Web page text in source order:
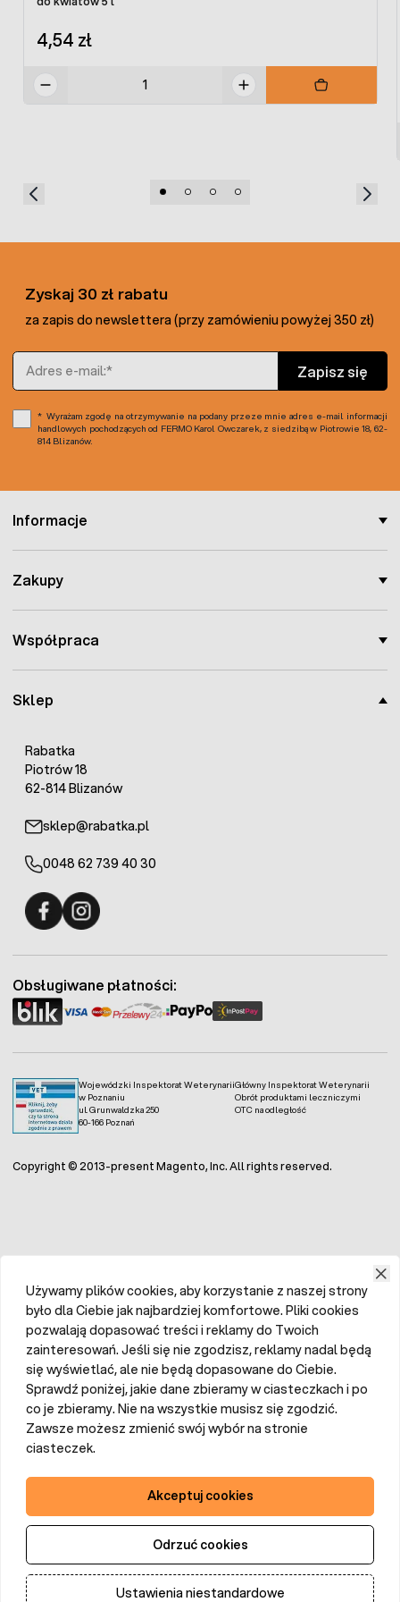
4,54 zł
Sklep
Rabatka
Piotrów 18
62-814 Blizanów
sklep@rabatka.pl
0048 62 739 40 30
Informacje
Zakupy
Współpraca
Zyskaj 30 zł rabatu
za zapis do newslettera (przy zamówieniu powyżej 350 zł)
Adres e-mail
Zapisz się
Wyrażam zgodę na otrzymywanie na podany przeze mnie adres e-mail informacji
handlowych pochodzących od FERMO Karol Owczarek, z siedzibą w Piotrowie 18, 62-
814 Blizanów.
Wojewódzki Inspektorat Weterynarii
w Poznaniu
ul. Grunwaldzka 250
60-166 Poznań
Główny Inspektorat Weterynarii
Obrót produktami leczniczymi
OTC na odległość
Obsługiwane płatności:
Copyright © 2013-present Magento, Inc. All rights reserved.
Używamy plików cookies, aby korzystanie z naszej strony
było dla Ciebie jak najbardziej komfortowe. Pliki cookies
pozwalają dopasować treści i reklamy do Twoich
zainteresowań. Jeśli się nie zgodzisz, reklamy nadal będą
się wyświetlać, ale nie będą dopasowane do Ciebie.
Sprawdź poniżej, jakie dane zbieramy w ciasteczkach i po
co je zbieramy. Nie na wszystkie musisz się zgodzić.
Zawsze możesz zmienić swój wybór na stronie
ciasteczek.
Akceptuj cookies
Odrzuć cookies
Ustawienia niestandardowe